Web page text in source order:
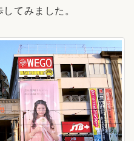
てみました。